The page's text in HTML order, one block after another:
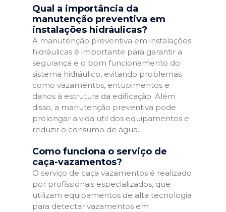
Qual a importância da
manutenção preventiva em
instalações hidráulicas?
A manutenção preventiva em instalações
hidráulicas é importante para garantir a
segurança e o bom funcionamento do
sistema hidráulico, evitando problemas
como vazamentos, entupimentos e
danos à estrutura da edificação. Além
disso, a manutenção preventiva pode
prolongar a vida útil dos equipamentos e
reduzir o consumo de água.
Como funciona o serviço de
caça-vazamentos?
O serviço de caça vazamentos é realizado
por profissionais especializados, que
utilizam equipamentos de alta tecnologia
para detectar vazamentos em